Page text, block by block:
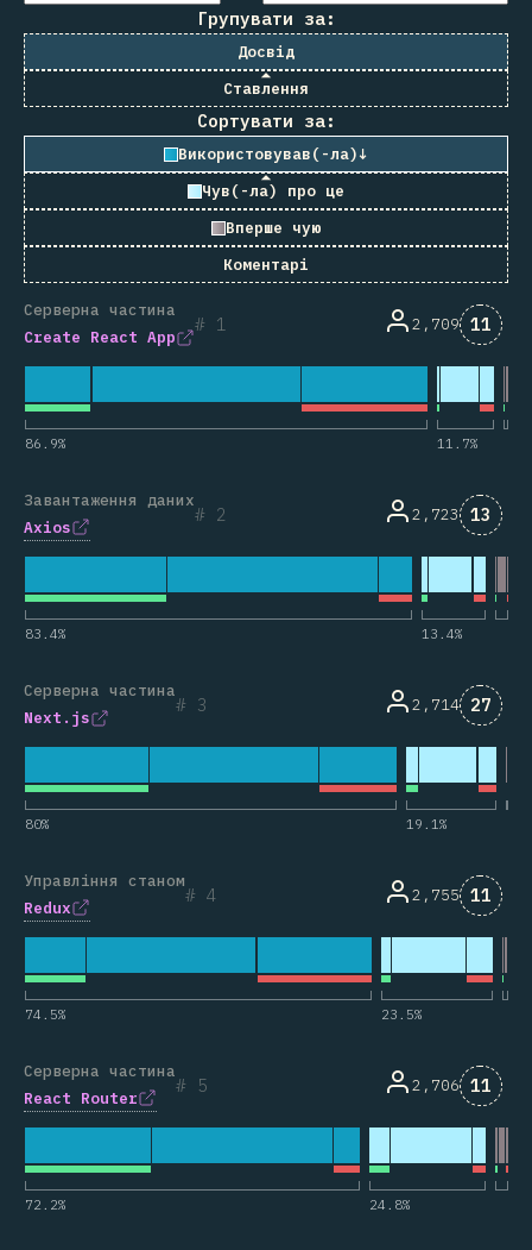
Групувати за:
Досвід
Ставлення
Сортувати за:
Використовував(-ла)↓
Чув(-ла) про це
Вперше чую
Коментарі
1
Серверна частина
Create React App
86.9% 11.7%
2,709 11
2
Завантаження даних
Axios
83.4% 13.4%
2,723 13
3
Серверна частина
Next.js
80% 19.1%
2,714 27
4
Управління станом
Redux
74.5% 23.5%
2,755 11
5
Серверна частина
React Router
72.2% 24.8%
2,706 11